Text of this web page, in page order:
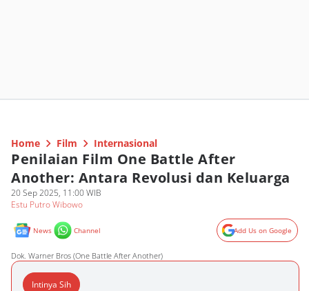
Home Film Internasional
Penilaian Film One Battle After
Another: Antara Revolusi dan Keluarga
20 Sep 2025, 11:00 WIB
Estu Putro Wibowo
News Channel Add Us on Google
Dok. Warner Bros (One Battle After Another)
Intinya Sih